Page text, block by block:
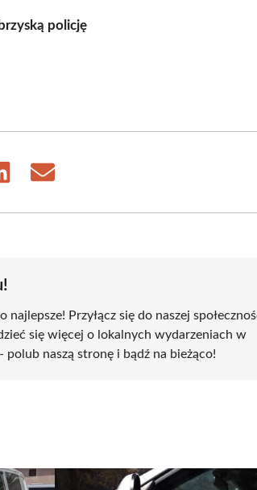
policję
Share
Przyłącz się do naszej
się więcej o lokalnych wydarzeniach w
polub naszą stronę i bądź na bieżąco!